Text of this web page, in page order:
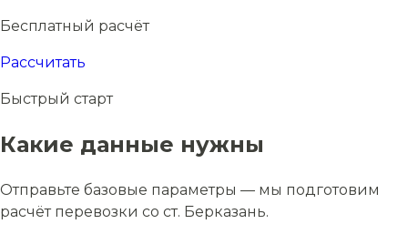
Бесплатный расчёт
Рассчитать
Быстрый старт
Какие данные нужны
Отправьте базовые параметры — мы подготовим
расчёт перевозки со ст. Берказань.